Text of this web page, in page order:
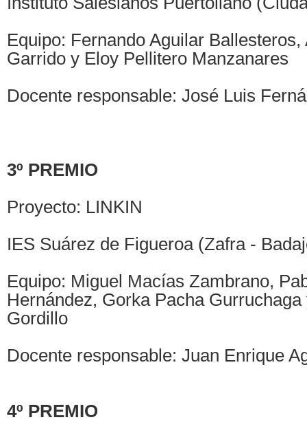
Equipo: Fernando Aguilar
Garrido y Eloy Pellitero Manzanares
Docente responsable: José Luis
3º PREMIO
Proyecto: LINKIN
IES Suárez de Figueroa (Zafra -
Equipo: Miguel Macías Zambrano,
Hernández, Gorka Pacha
Gordillo
Docente responsable: Juan Enrique
4º PREMIO